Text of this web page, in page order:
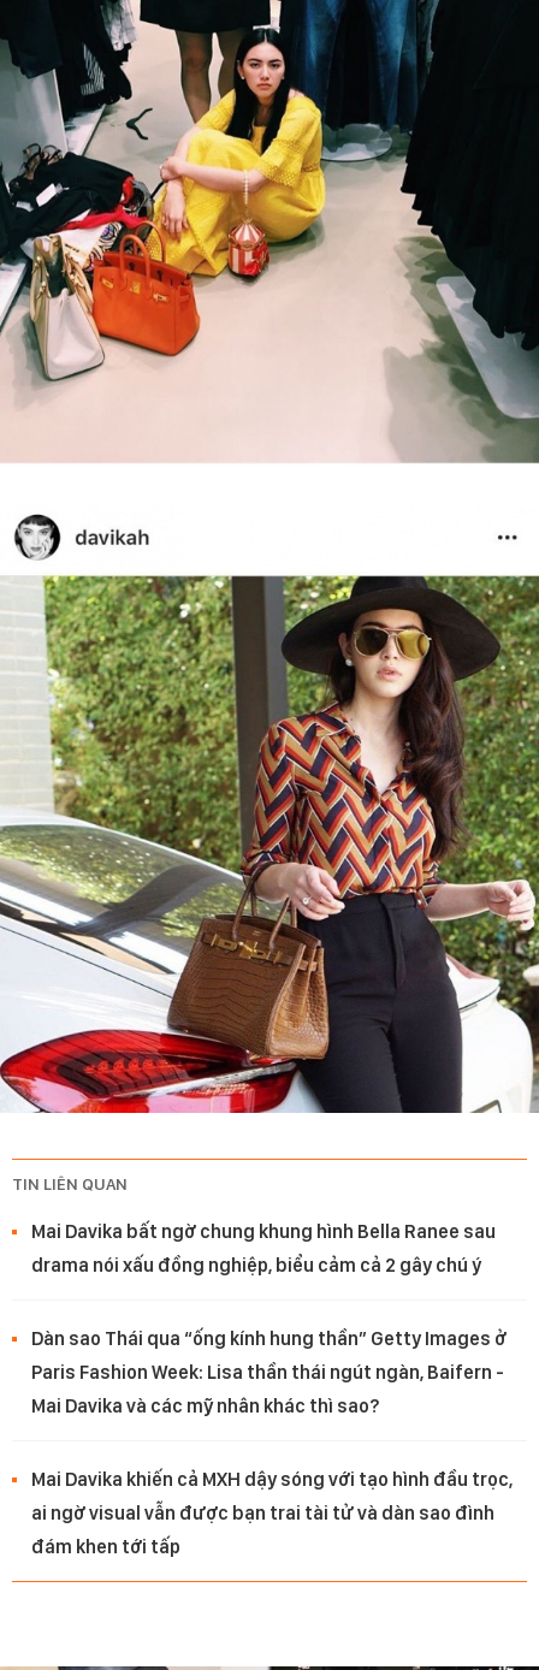
TIN LIÊN QUAN
Mai Davika bất ngờ chung khung hình Bella Ranee sau
drama nói xấu đồng nghiệp, biểu cảm cả 2 gây chú ý
Dàn sao Thái qua “ống kính hung thần” Getty Images ở
Paris Fashion Week: Lisa thần thái ngút ngàn, Baifern -
Mai Davika và các mỹ nhân khác thì sao?
Mai Davika khiến cả MXH dậy sóng với tạo hình đầu trọc,
ai ngờ visual vẫn được bạn trai tài tử và dàn sao đình
đám khen tới tấp